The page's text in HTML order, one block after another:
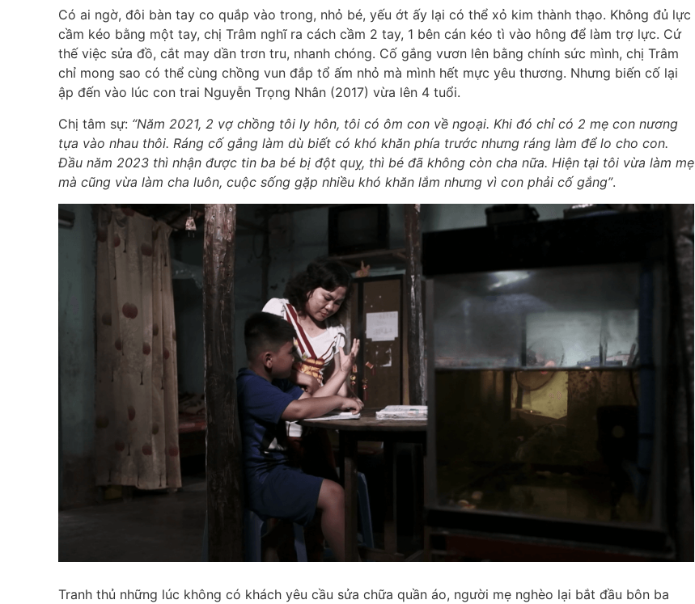
Có ai ngờ, đôi bàn tay co quắp vào trong, nhỏ bé, yếu ớt ấy lại có thể xỏ kim thành thạo. Không đủ lực
cầm kéo bằng một tay, chị Trâm nghĩ ra cách cầm 2 tay, 1 bên cán kéo tì vào hông để làm trợ lực. Cứ
thế việc sửa đồ, cắt may dần trơn tru, nhanh chóng. Cố gắng vươn lên bằng chính sức mình, chị Trâm
chỉ mong sao có thể cùng chồng vun đắp tổ ấm nhỏ mà mình hết mực yêu thương. Nhưng biến cố lại
ập đến vào lúc con trai Nguyễn Trọng Nhân (2017) vừa lên 4 tuổi.
Chị tâm sự: “Năm 2021, 2 vợ chồng tôi ly hôn, tôi có ôm con về ngoại. Khi đó chỉ có 2 mẹ con nương
tựa vào nhau thôi. Ráng cố gắng làm dù biết có khó khăn phía trước nhưng ráng làm để lo cho con.
Đầu năm 2023 thì nhận được tin ba bé bị đột quỵ, thì bé đã không còn cha nữa. Hiện tại tôi vừa làm mẹ
mà cũng vừa làm cha luôn, cuộc sống gặp nhiều khó khăn lắm nhưng vì con phải cố gắng”.
Tranh thủ những lúc không có khách yêu cầu sửa chữa quần áo, người mẹ nghèo lại bắt đầu bôn ba